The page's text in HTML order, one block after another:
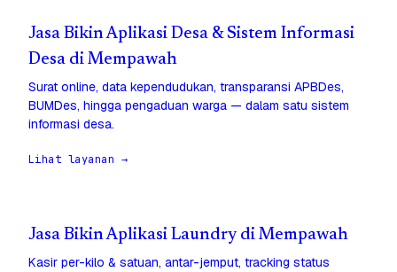
Jasa Bikin Aplikasi Desa & Sistem Informasi
Desa di Mempawah
Surat online, data kependudukan, transparansi APBDes,
BUMDes, hingga pengaduan warga — dalam satu sistem
informasi desa.
Lihat layanan →
Jasa Bikin Aplikasi Laundry di Mempawah
Kasir per-kilo & satuan, antar-jemput, tracking status